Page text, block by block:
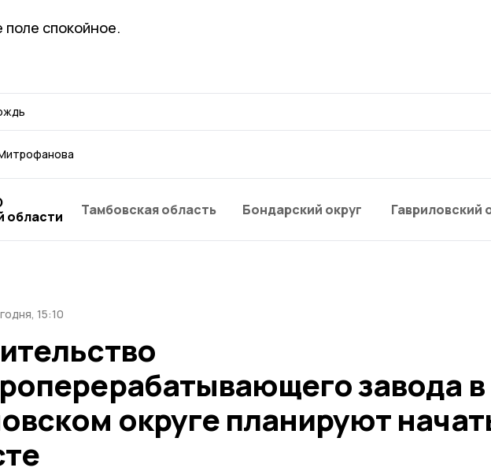
спокойное.
области
Тамбовская область Бондарский округ Гавриловский
15:10
завода в
округе планируют